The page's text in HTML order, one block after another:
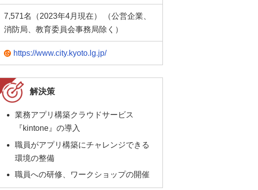
7,571名（2023年4月現在） （公営企業、
消防局、教育委員会事務局除く）
https://www.city.kyoto.lg.jp/
解決策
業務アプリ構築クラウドサービス
『kintone』の導入
職員がアプリ構築にチャレンジできる
環境の整備
職員への研修、ワークショップの開催